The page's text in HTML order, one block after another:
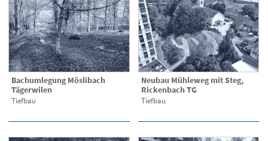
Bachumlegung Möslibach
Tägerwilen
Tiefbau
Neubau Mühleweg mit Steg,
Rickenbach TG
Tiefbau